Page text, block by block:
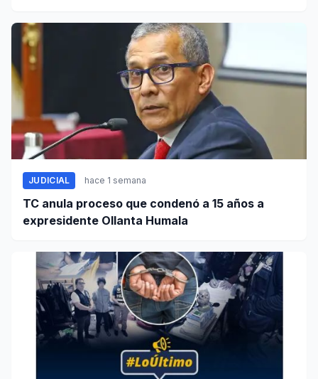
JUDICIAL hace 1 semana
TC anula proceso que condenó a 15 años a
expresidente Ollanta Humala